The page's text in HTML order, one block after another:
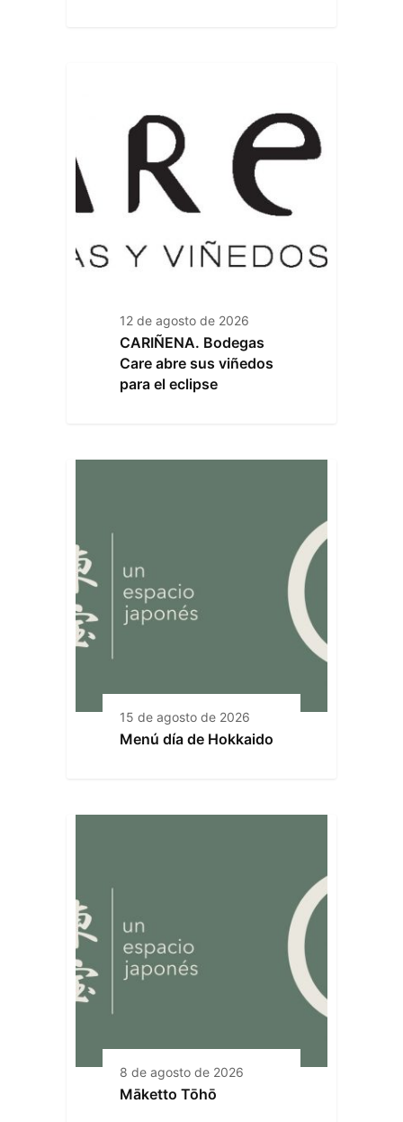
12 de agosto de 2026
CARIÑENA. Bodegas
Care abre sus viñedos
para el eclipse
15 de agosto de 2026
Menú día de Hokkaido
8 de agosto de 2026
Māketto Tōhō